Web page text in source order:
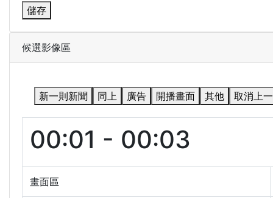
儲存
候選影像區
新一則新聞 同上 廣告 開播畫面 其他 取消上
00:01 - 00:03
畫面區